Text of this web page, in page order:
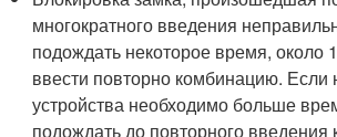
многократного введения
подождать некоторое время, около
ввести повторно комбинацию. Если
устройства необходимо больше
подождать до повторного